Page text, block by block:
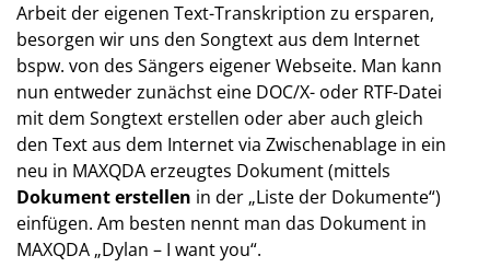
Arbeit der eigenen Text-Transkription zu ersparen,
besorgen wir uns den Songtext aus dem Internet
bspw. von des Sängers eigener Webseite. Man kann
nun entweder zunächst eine DOC/X- oder RTF-Datei
mit dem Songtext erstellen oder aber auch gleich
den Text aus dem Internet via Zwischenablage in ein
neu in MAXQDA erzeugtes Dokument (mittels
Dokument erstellen in der „Liste der Dokumente“)
einfügen. Am besten nennt man das Dokument in
MAXQDA „Dylan – I want you“.